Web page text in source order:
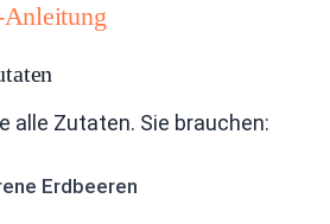
alle Zutaten. Sie brauchen:
Erdbeeren